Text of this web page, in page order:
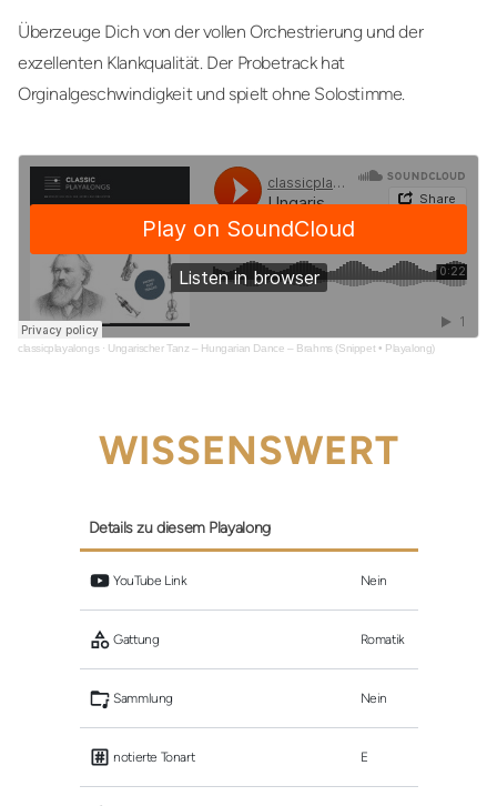
Überzeuge Dich von der vollen Orchestrierung und der
exzellenten Klankqualität. Der Probetrack hat
Orginalgeschwindigkeit und spielt ohne Solostimme.
classicplayalongs· Ungarischer Tanz – Hungarian Dance – Brahms (Snippet • Playalong)
WISSENSWERT
Details zu diesem Playalong
YouTube Link Nein
Gattung Romatik
Sammlung Nein
notierte Tonart E